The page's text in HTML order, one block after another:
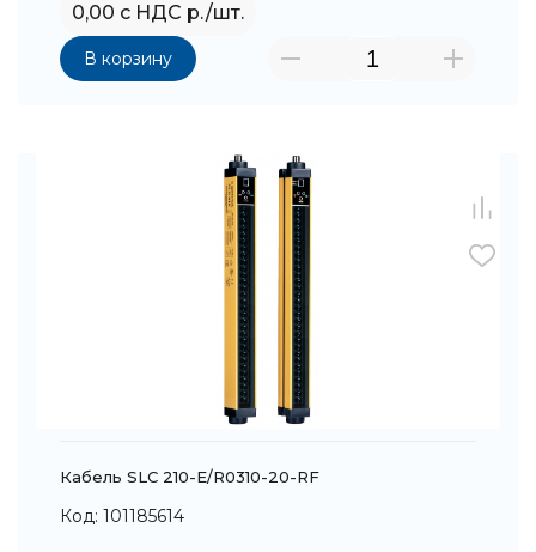
0,00 с НДС р./шт.
В корзину
Кабель SLC 210-E/R0310-20-RF
Код: 101185614